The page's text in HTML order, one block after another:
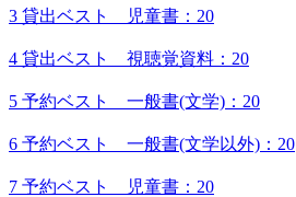
3 貸出ベスト 児童書：20
4 貸出ベスト 視聴覚資料：20
5 予約ベスト 一般書(文学)：20
6 予約ベスト 一般書(文学以外)：20
7 予約ベスト 児童書：20